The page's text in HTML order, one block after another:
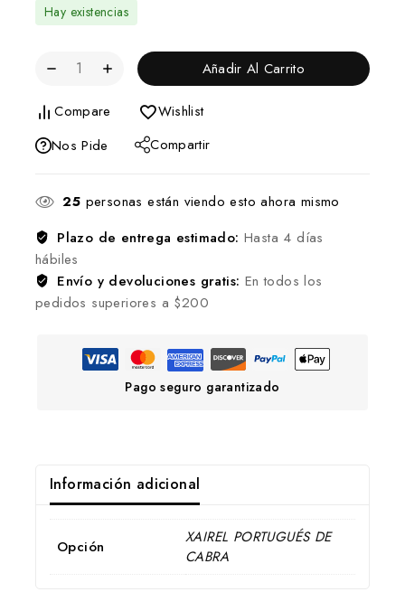
Hay existencias
Añadir Al Carrito
Compare
Wishlist
Nos Pide
Compartir
25 personas están viendo esto ahora mismo
Plazo de entrega estimado: Hasta 4 días
hábiles
Envío y devoluciones gratis: En todos los
pedidos superiores a $200
Pago seguro garantizado
Información adicional
Opción
XAIREL PORTUGUÉS DE
CABRA